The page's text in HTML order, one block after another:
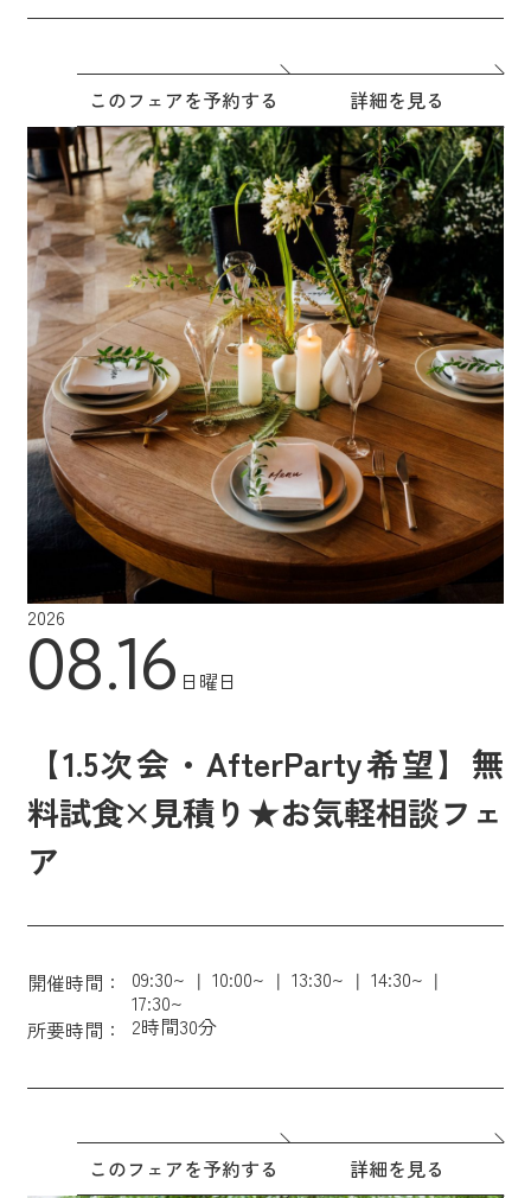
このフェアを予約する 詳細を見る
2026
08.16 日曜日
【1.5次会・AfterParty希望】無
料試食×見積り★お気軽相談フェ
ア
開催時間： 09:30~ 10:00~ 13:30~
14:30~
17:30~
所要時間：
2時間30分
このフェアを予約する 詳細を見る